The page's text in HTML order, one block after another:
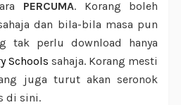
PERCUMA. Korang boleh
dan bila-bila masa pun
tak perlu download hanya
Schools sahaja. Korang mesti
juga turut akan seronok
di sini.